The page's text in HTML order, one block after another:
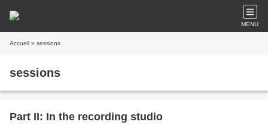
MENU
Accueil » sessions
sessions
Part II: In the recording studio